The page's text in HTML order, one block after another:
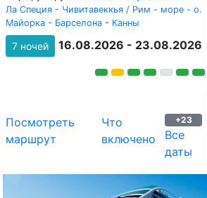
Ла Специя - Чивитавеккья / Рим - море - о.
Майорка - Барселона - Канны
7 ночей 16.08.2026 - 23.08.2026
Посмотреть
маршрут
Что
включено
+23
Все
даты